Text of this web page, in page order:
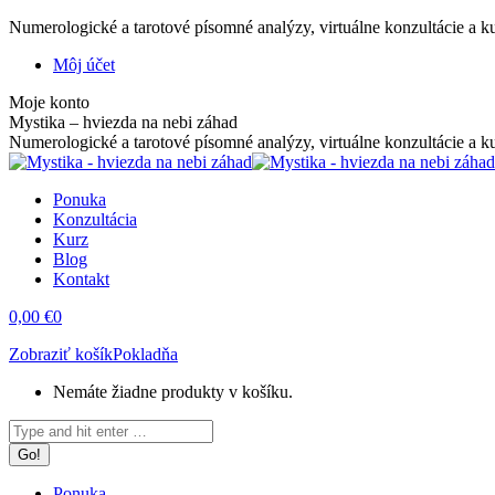
Skip
content
Numerologické a tarotové písomné analýzy, virtuálne konzultácie a
Facebook
opens
in
new
window
opens
in
new
window
Instagram
opens
in
new
window
YouTube
opens
in
new
window
Linkedin
opens
in
new
window
Pinterest
opens
in
new
window
Môj účet
Moje konto
Mystika – hviezda na nebi záhad
Numerologické a tarotové písomné analýzy, virtuálne konzultácie a
Ponuka
Konzultácia
Kurz
Blog
Kontakt
0,00 €0
Zobraziť košíkPokladňa
Nemáte žiadne produkty v košíku.
Search: